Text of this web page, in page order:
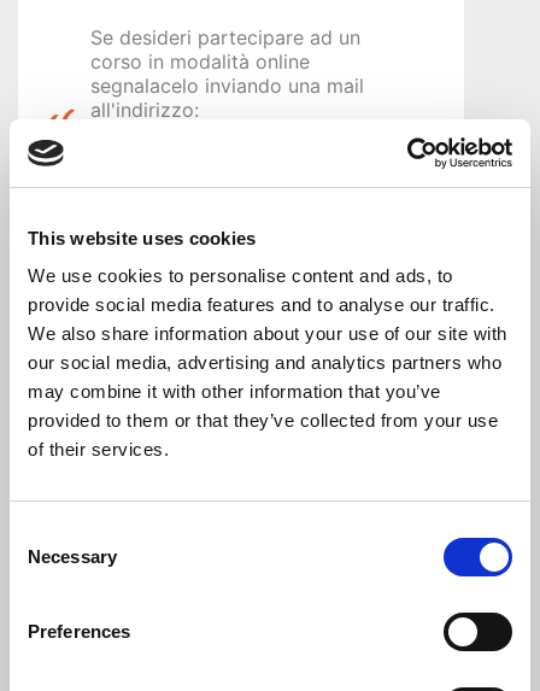
This website uses cookies
We use cookies to personalise content and ads, to
provide social media features and to analyse our traffic.
We also share information about your use of our site with
our social media, advertising and analytics partners who
may combine it with other information that you’ve
provided to them or that they’ve collected from your use
of their services.
Selection
Necessary
Preferences
Corsi
gratuiti
per
disoccupati
GOL
PR
VENETO
FSE+
2021-
2027
Corsi
pagamento
Se desideri partecipare ad un
corso in modalità online
segnalacelo inviando una mail
all'indirizzo:
MI SONO ISCRITTO A UN CORSO
MA NON POSSO PIÙ
compilata sul sito web, è vincolante per la